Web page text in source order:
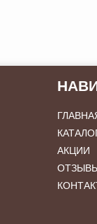
АКЦИИ